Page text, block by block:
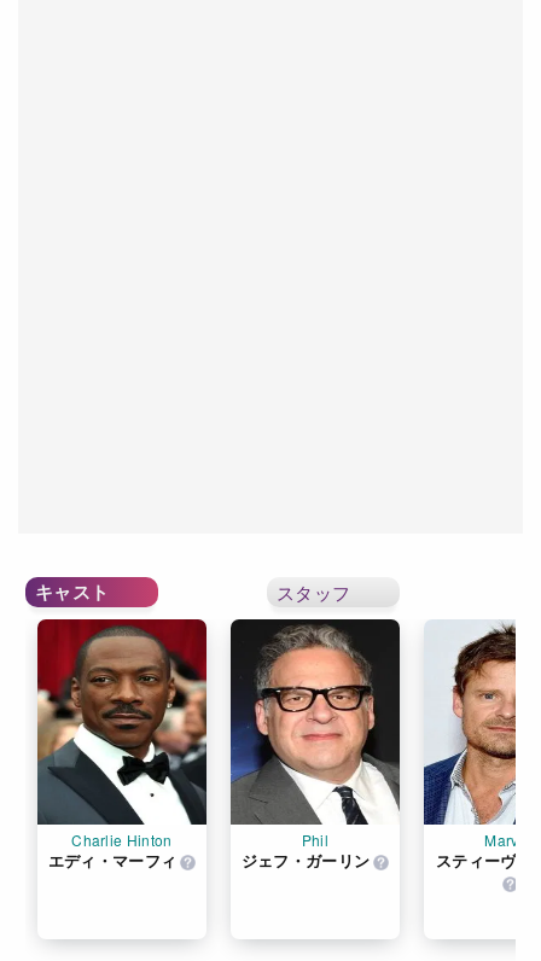
スタッフ
キャスト
Charlie Hinton
エディ・マーフィ
Phil
ジェフ・ガーリン
Marvin
スティーヴ・